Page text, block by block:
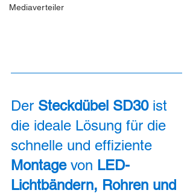
Mediaverteiler
Der Steckdübel SD30 ist
die ideale Lösung für die
schnelle und effiziente
Montage von LED-
Lichtbändern, Rohren und